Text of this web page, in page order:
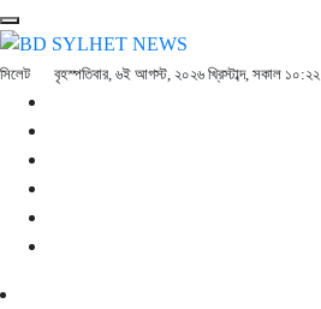
সিলেট বৃহস্পতিবার, ৬ই আগস্ট, ২০২৬ খ্রিস্টাব্দ, সকাল ১০:২২